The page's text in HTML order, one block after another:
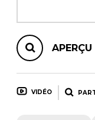
APERÇU
VIDÉO